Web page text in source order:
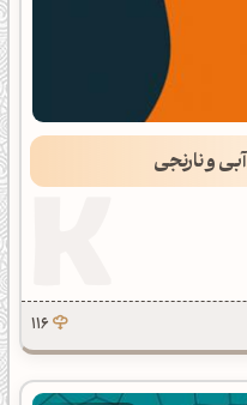
و نارنجی
116